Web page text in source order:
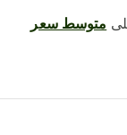
متوسط ​​سعر